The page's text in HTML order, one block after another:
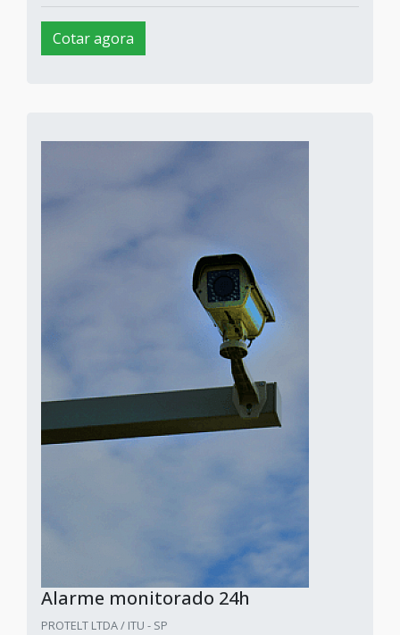
Cotar agora
Alarme monitorado 24h
PROTELT LTDA / ITU - SP